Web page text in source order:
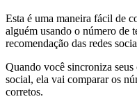
Esta é uma maneira fácil de
alguém usando o número de
recomendação das redes
Quando você sincroniza
social, ela vai comparar os
corretos.